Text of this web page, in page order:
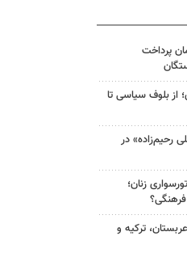
پرداخت
از بلوف سیاسی تا
رحیم‌زاده» در
زنان؛
ترکیه و